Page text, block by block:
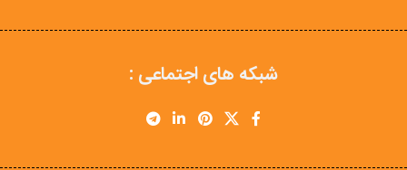
شبکه های اجتماعی :